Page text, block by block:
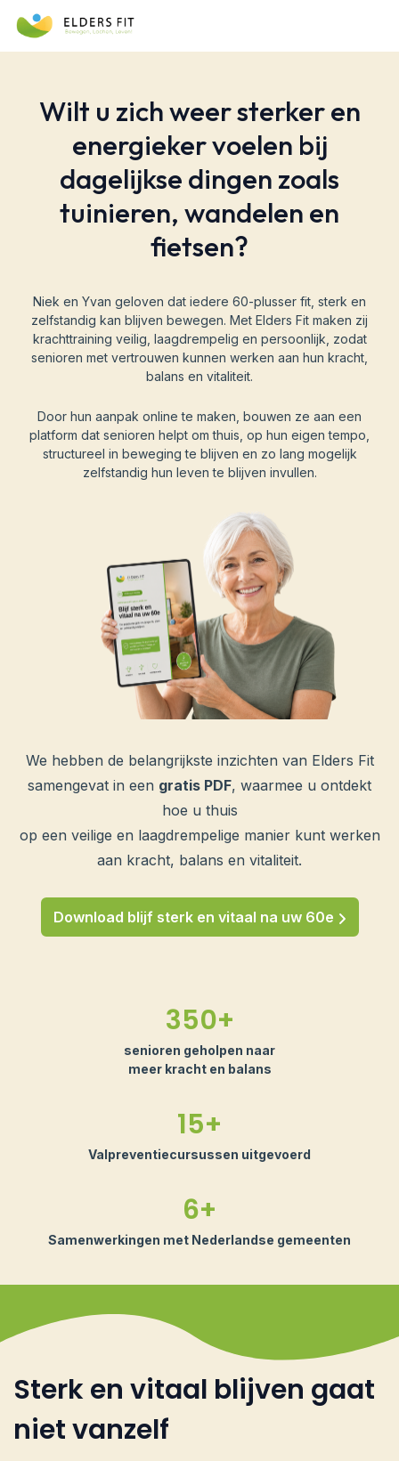
Wilt u zich weer sterker en
energieker voelen bij
dagelijkse dingen zoals
tuinieren, wandelen en
fietsen?
Niek en Yvan geloven dat iedere 60-plusser fit, sterk en
zelfstandig kan blijven bewegen. Met Elders Fit maken zij
krachttraining veilig, laagdrempelig en persoonlijk, zodat
senioren met vertrouwen kunnen werken aan hun kracht,
balans en vitaliteit.
Door hun aanpak online te maken, bouwen ze aan een
platform dat senioren helpt om thuis, op hun eigen tempo,
structureel in beweging te blijven en zo lang mogelijk
zelfstandig hun leven te blijven invullen.
We hebben de belangrijkste inzichten van Elders Fit
samengevat in een gratis PDF, waarmee u ontdekt
hoe u thuis
op een veilige en laagdrempelige manier kunt werken
aan kracht, balans en vitaliteit.
Download blijf sterk en vitaal na uw 60e
350+
senioren geholpen naar
meer kracht en balans
15+
Valpreventiecursussen uitgevoerd
6+
Samenwerkingen met Nederlandse gemeenten
Sterk en vitaal blijven gaat
niet vanzelf